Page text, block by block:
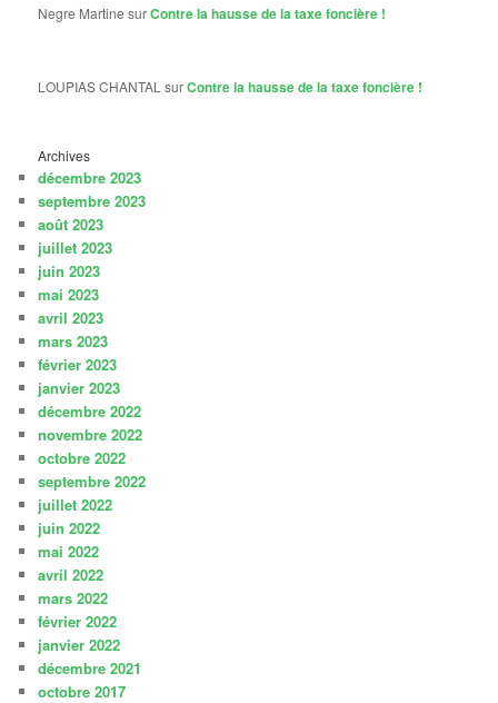
Negre Martine surContre la hausse de la taxe foncière !
LOUPIAS CHANTAL surContre la hausse de la taxe foncière !
Archives
décembre 2023
septembre 2023
août 2023
juillet 2023
juin 2023
mai 2023
avril 2023
mars 2023
février 2023
janvier 2023
décembre 2022
novembre 2022
octobre 2022
septembre 2022
juillet 2022
juin 2022
mai 2022
avril 2022
mars 2022
février 2022
janvier 2022
décembre 2021
octobre 2017